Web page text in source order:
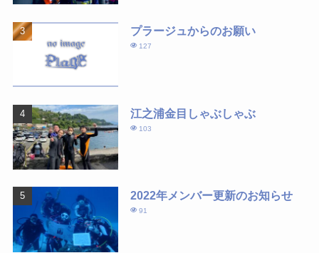
プラージュからのお願い
127
江之浦金目しゃぶしゃぶ
103
2022年メンバー更新のお知らせ
91